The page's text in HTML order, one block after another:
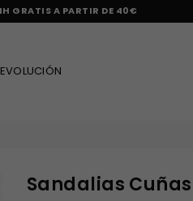
GRATIS A PARTIR DE 40€
Sandalias